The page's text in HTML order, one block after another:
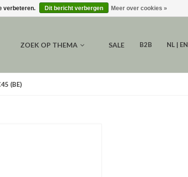
ZOEK OP THEMA SALE B2B NL | EN
(BE)
verbeteren. Dit bericht verbergen Meer over cookies »